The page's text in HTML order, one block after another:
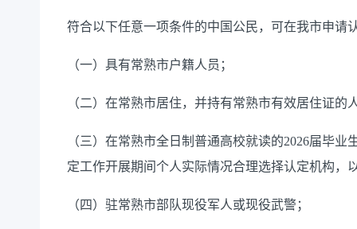
符合以下任意一项条件的中国公民， 可在我市申请
（一） 具有常熟市户籍人员 ；
（二） 在常熟市居住，并持有常熟市有效居住证的
（三） 在常熟市全日制 普通高校就读的2026届毕业
定工作开展期间个人实际情况合理选择认定机构，
（四）驻常熟市部队现役军人或现役武警；